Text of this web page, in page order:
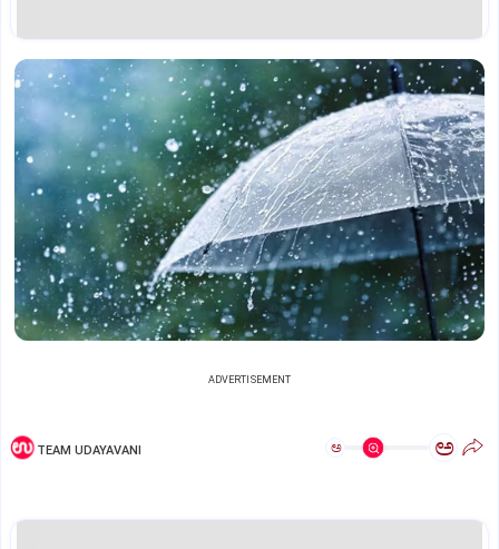
ADVERTISEMENT
TEAM UDAYAVANI ಅ ಅ